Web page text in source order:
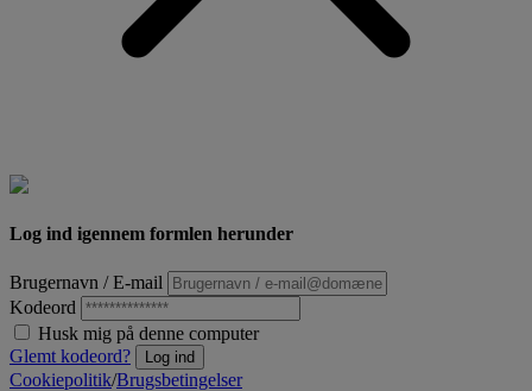
Log ind igennem formlen herunder
Brugernavn / E-mail
Kodeord
Husk mig på denne computer
Glemt kodeord?
Log ind
Cookiepolitik/Brugsbetingelser